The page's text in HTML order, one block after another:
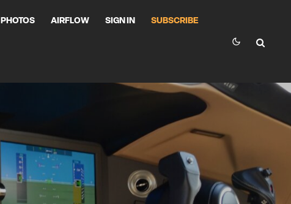
PHOTOS AIRFLOW SIGN IN SUBSCRIBE